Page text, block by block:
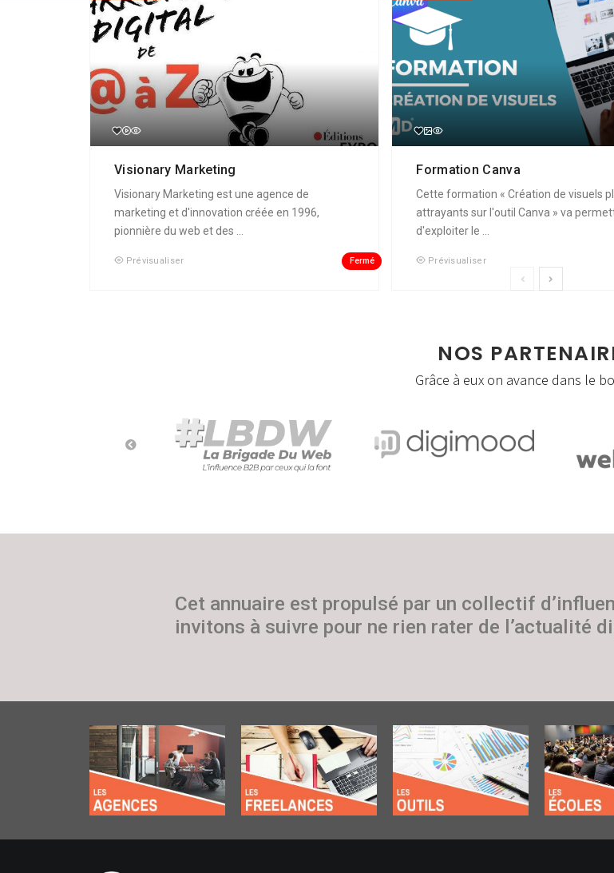
Visionary Marketing
Visionary Marketing est une agence de
marketing et d'innovation créée en 1996,
pionnière du web et des ...
Prévisualiser Fermé
Formation Canva
Cette formation « Création de visuels
attrayants sur l'outil Canva » va
d'exploiter le ...
Prévisualiser
NOS
Grâce à eux on avance dans le
Cet annuaire est propulsé par un collectif
invitons à suivre pour ne rien rater de l’actualité